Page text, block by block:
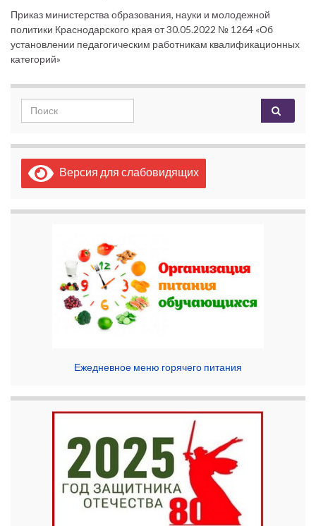
Приказ министерства образования, науки и молодежной
политики Краснодарского края от 30.05.2022 № 1264 «Об
установлении педагогическим работникам квалификационных
категорий»
Search for:
Версия для слабовидящих
Ежедневное меню горячего питания